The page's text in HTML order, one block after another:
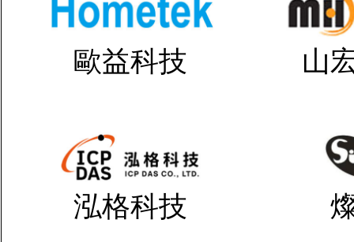
歐益科技 山
泓格科技